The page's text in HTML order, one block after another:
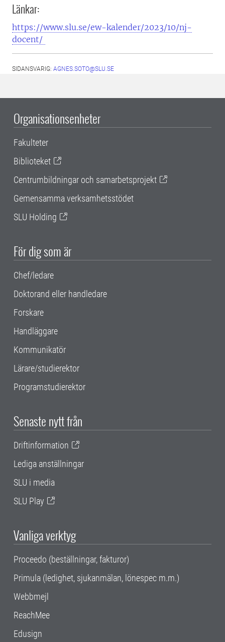
Länkar:
https://www.slu.se/ew-kalender/2023/10/nj-
docent/
SIDANSVARIG: AGNES.SOTO@SLU.SE
Organisationsenheter
Fakulteter
Biblioteket
Centrumbildningar och samarbetsprojekt
Gemensamma verksamhetsstödet
SLU Holding
För dig som är
Chef/ledare
Doktorand eller handledare
Forskare
Handläggare
Kommunikatör
Lärare/studierektor
Programstudierektor
Senaste nytt från
Driftinformation
Lediga anställningar
SLU i media
SLU Play
Vanliga verktyg
Proceedo (beställningar, fakturor)
Primula (ledighet, sjukanmälan, lönespec m.m.)
Webbmejl
ReachMee
Edusign